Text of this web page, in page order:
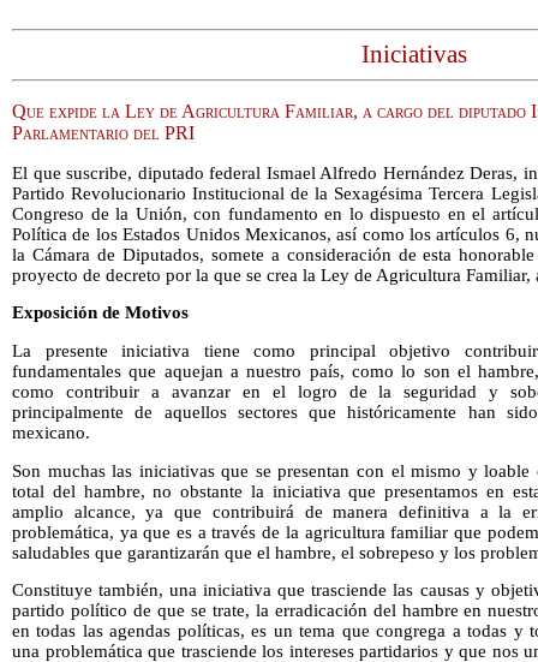
Iniciativas
Que expide la Ley de Agricultura Familiar, a cargo del diputado
Parlamentario del PRI
El que suscribe, diputado federal Ismael Alfredo Hernández Deras,
Partido Revolucionario Institucional de la Sexagésima Tercera
Congreso de la Unión, con fundamento en lo dispuesto en el
Política de los Estados Unidos Mexicanos, así como los artículos 6,
la Cámara de Diputados, somete a consideración de esta
proyecto de decreto por la que se crea la Ley de Agricultura Familiar,
Exposición de Motivos
La presente iniciativa tiene como principal objetivo
fundamentales que aquejan a nuestro país, como lo son el
como contribuir a avanzar en el logro de la seguridad y
principalmente de aquellos sectores que históricamente han
mexicano.
Son muchas las iniciativas que se presentan con el mismo y
total del hambre, no obstante la iniciativa que presentamos en
amplio alcance, ya que contribuirá de manera definitiva a la
problemática, ya que es a través de la agricultura familiar que
saludables que garantizarán que el hambre, el sobrepeso y los
Constituye también, una iniciativa que trasciende las causas y
partido político de que se trate, la erradicación del hambre en
en todas las agendas políticas, es un tema que congrega a todas y
una problemática que trasciende los intereses partidarios y que nos